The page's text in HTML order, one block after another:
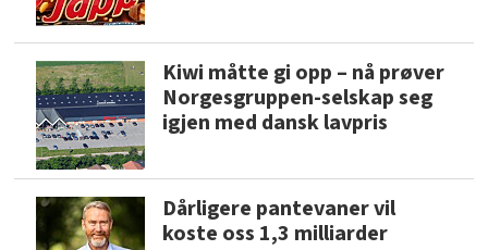
Kiwi måtte gi opp – nå prøver
Norgesgruppen-selskap seg
igjen med dansk lavpris
Dårligere pantevaner vil
koste oss 1,3 milliarder